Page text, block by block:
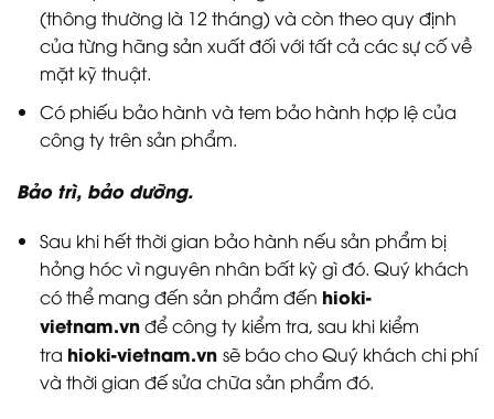
(thông thường là 12 tháng) và còn theo quy định
của từng hãng sản xuất đối với tất cả các sự cố về
mặt kỹ thuật.
Có phiếu bảo hành và tem bảo hành hợp lệ của
công ty trên sản phẩm.
Bảo trì, bảo dưỡng.
Sau khi hết thời gian bảo hành nếu sản phẩm bị
hỏng hóc vì nguyên nhân bất kỳ gì đó. Quý khách
có thể mang đến sản phẩm đến hioki-
vietnam.vnđể công ty kiểm tra, sau khi kiểm
tra hioki-vietnam.vn sẽ báo cho Quý khách chi phí
và thời gian đế sửa chữa sản phẩm đó.